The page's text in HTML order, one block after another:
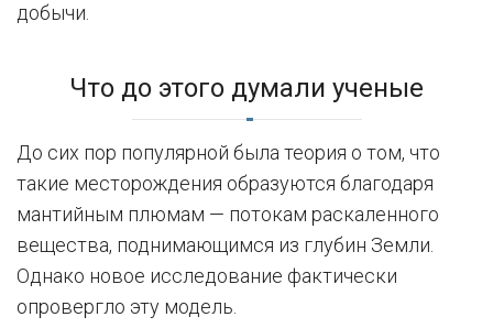
добычи.
Что до этого думали ученые
До сих пор популярной была теория о том, что
такие месторождения образуются благодаря
мантийным плюмам — потокам раскаленного
вещества, поднимающимся из глубин Земли.
Однако новое исследование фактически
опровергло эту модель.